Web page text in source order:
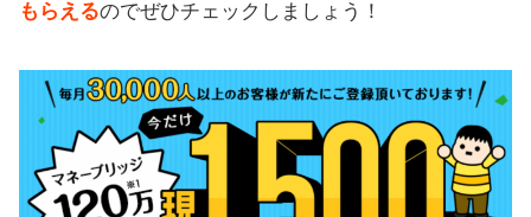
もらえるのでぜひチェックしましょう！